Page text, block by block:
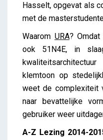
Hasselt, opgevat als
met de
Waarom URA?
ook 51N4E, in
klemtoon op
weet de complexiteit
naar bevattelijke
gebruiker weer
A-Z Lezing 2014-